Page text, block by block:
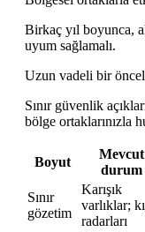
Birkaç yıl boyunca,
uyum sağlamalı.
Uzun vadeli bir
Sınır güvenlik
bölge ortaklarınızla
Boyut
Mevcut
durum
Sınır
gözetim
Karışık
varlıklar;
radarları